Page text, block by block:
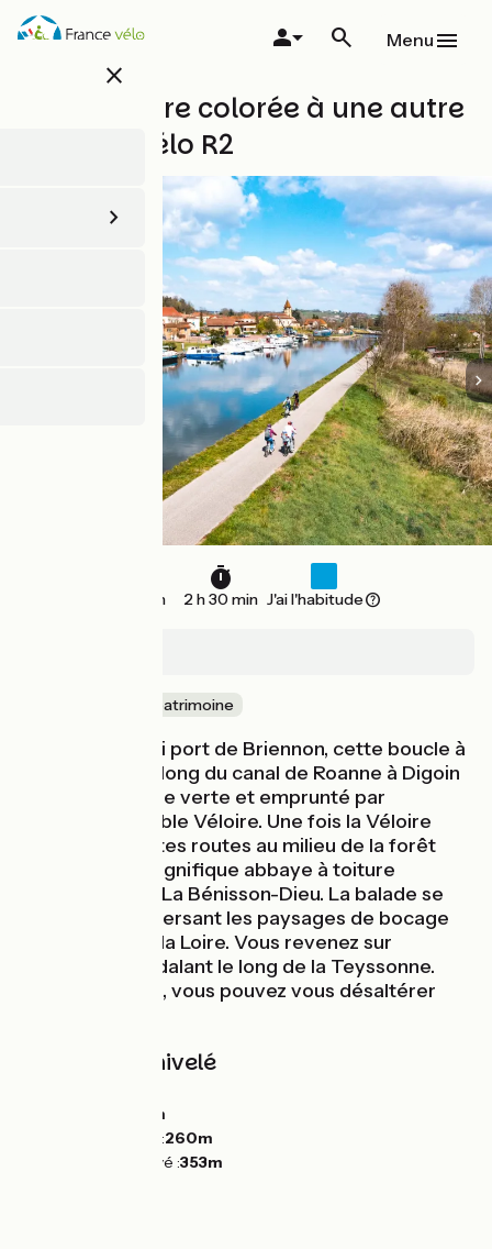
Aller
au
close
Menu
D'une toiture colorée à une autre
- Boucle vélo R2
26 km 2 h 30 min J'ai l'habitude
Nature & petit patrimoine
Au départ du joli port de Briennon, cette boucle à
vélo s'élance le long du canal de Roanne à Digoin
aménagé en voie verte et emprunté par
l'itinéraire cyclable Véloire. Une fois la Véloire
quittée, de petites routes au milieu de la forêt
filent vers la magnifique abbaye à toiture
polychrome de La Bénisson-Dieu. La balade se
poursuit en traversant les paysages de bocage
en direction de la Loire. Vous revenez sur
Briennon en pédalant le long de la Teyssonne.
Une fois au port, vous pouvez vous désaltérer
Pentes et dénivelé
115m
Point le plus bas :260m
Point le plus élevé :353m